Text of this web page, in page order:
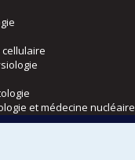
et médecine nucléaire